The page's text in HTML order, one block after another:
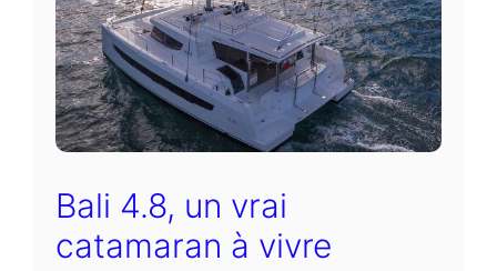
Bali 4.8, un vrai
catamaran à vivre